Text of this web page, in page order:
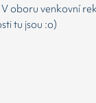
oboru venkovní
tu jsou :o)